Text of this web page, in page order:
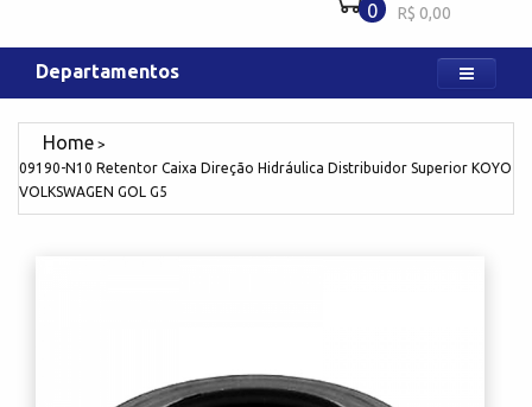
0
R$ 0,00
Departamentos
09190-N10 Retentor Caixa Direção Hidráulica Distribuidor Superior KOYO
VOLKSWAGEN GOL G5